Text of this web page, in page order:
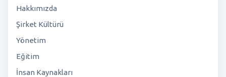
Hakkımızda
Şirket Kültürü
Yönetim
Eğitim
İnsan Kaynakları